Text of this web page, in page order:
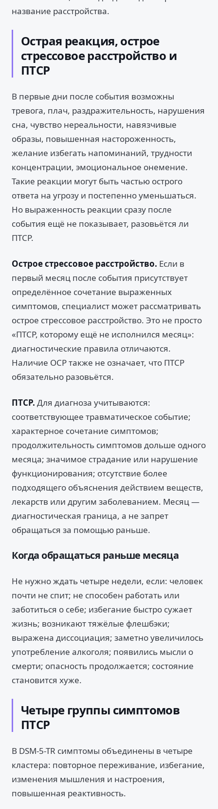
название расстройства.
Острая реакция, острое
стрессовое расстройство и
ПТСР
В первые дни после события возможны
тревога, плач, раздражительность, нарушения
сна, чувство нереальности, навязчивые
образы, повышенная настороженность,
желание избегать напоминаний, трудности
концентрации, эмоциональное онемение.
Такие реакции могут быть частью острого
ответа на угрозу и постепенно уменьшаться.
Но выраженность реакции сразу после
события ещё не показывает, разовьётся ли
ПТСР.
Острое стрессовое расстройство. Если в
первый месяц после события присутствует
определённое сочетание выраженных
симптомов, специалист может рассматривать
острое стрессовое расстройство. Это не просто
«ПТСР, которому ещё не исполнился месяц»:
диагностические правила отличаются.
Наличие ОСР также не означает, что ПТСР
обязательно разовьётся.
ПТСР. Для диагноза учитываются:
соответствующее травматическое событие;
характерное сочетание симптомов;
продолжительность симптомов дольше одного
месяца; значимое страдание или нарушение
функционирования; отсутствие более
подходящего объяснения действием веществ,
лекарств или другим заболеванием. Месяц —
диагностическая граница, а не запрет
обращаться за помощью раньше.
Когда обращаться раньше месяца
Не нужно ждать четыре недели, если: человек
почти не спит; не способен работать или
заботиться о себе; избегание быстро сужает
жизнь; возникают тяжёлые флешбэки;
выражена диссоциация; заметно увеличилось
употребление алкоголя; появились мысли о
смерти; опасность продолжается; состояние
становится хуже.
Четыре группы симптомов
ПТСР
В DSM-5-TR симптомы объединены в четыре
кластера: повторное переживание, избегание,
изменения мышления и настроения,
повышенная реактивность.